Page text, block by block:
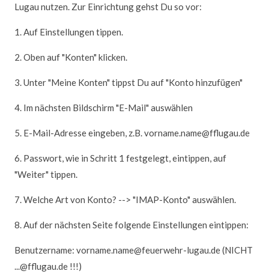
Lugau nutzen. Zur Einrichtung gehst Du so vor:
1. Auf Einstellungen tippen.
2. Oben auf "Konten" klicken.
3. Unter "Meine Konten" tippst Du auf "Konto hinzufügen"
4. Im nächsten Bildschirm "E-Mail" auswählen
5. E-Mail-Adresse eingeben, z.B. vorname.name@fflugau.de
6. Passwort, wie in Schritt 1 festgelegt, eintippen, auf
"Weiter" tippen.
7. Welche Art von Konto? --> "IMAP-Konto" auswählen.
8. Auf der nächsten Seite folgende Einstellungen eintippen:
Benutzername: vorname.name@feuerwehr-lugau.de (NICHT
...@fflugau.de !!!)